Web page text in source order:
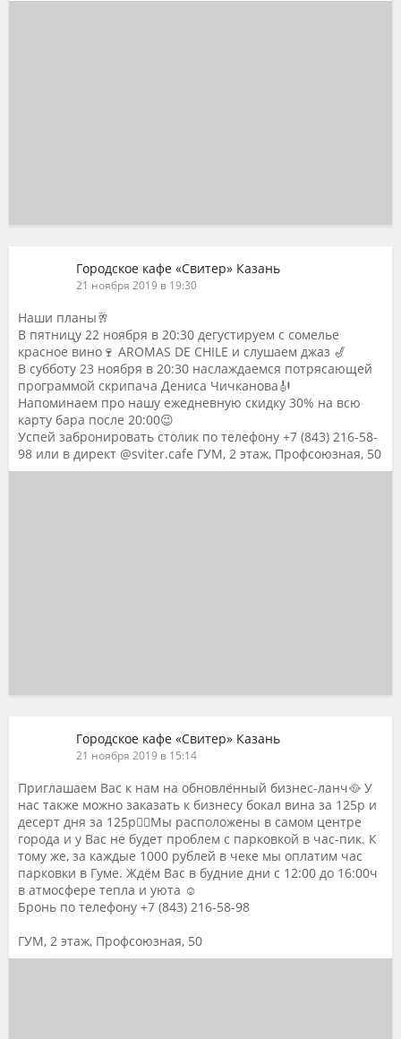
Городское кафе «Свитер» Казань
21 ноября 2019 в 19:30
Наши планы🥂
В пятницу 22 ноября в 20:30 дегустируем с сомелье
красное вино🍷 AROMAS DE CHILE и слушаем джаз 🎷
В субботу 23 ноября в 20:30 наслаждаемся потрясающей
программой скрипача Дениса Чичканова🎻
Напоминаем про нашу ежедневную скидку 30% на всю
карту бара после 20:00😉
Успей забронировать столик по телефону +7 (843) 216-58-
98 или в директ @sviter.cafe ГУМ, 2 этаж, Профсоюзная, 50
Городское кафе «Свитер» Казань
21 ноября 2019 в 15:14
Приглашаем Вас к нам на обновлённый бизнес-ланч🥘 У
нас также можно заказать к бизнесу бокал вина за 125р и
десерт дня за 125р👌🏼Мы расположены в самом центре
города и у Вас не будет проблем с парковкой в час-пик. К
тому же, за каждые 1000 рублей в чеке мы оплатим час
парковки в Гуме. Ждём Вас в будние дни с 12:00 до 16:00ч
в атмосфере тепла и уюта ☺️
Бронь по телефону +7 (843) 216-58-98
ГУМ, 2 этаж, Профсоюзная, 50